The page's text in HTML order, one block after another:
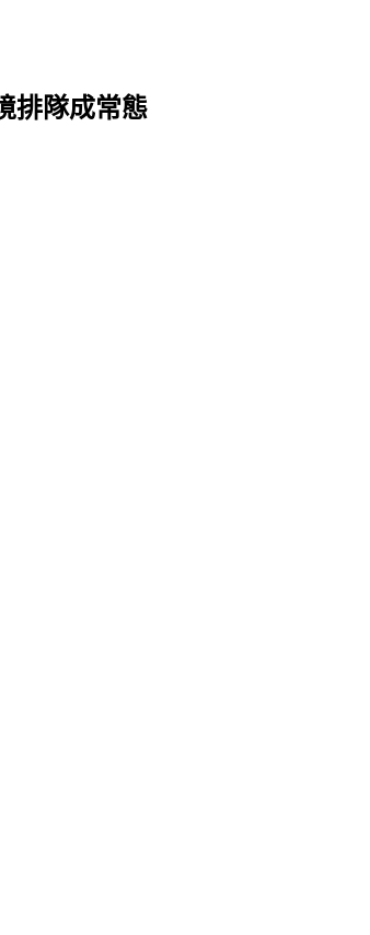
排隊成常態